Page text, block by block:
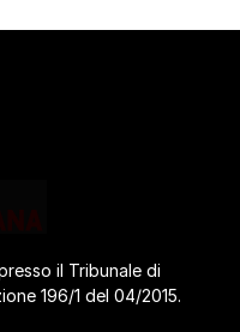
il Tribunale di
196/1 del 04/2015.